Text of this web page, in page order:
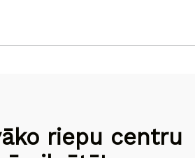
riepu centru